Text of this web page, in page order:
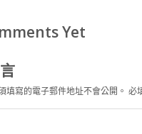
Yet
填寫的電子郵件地址不會公開。 必